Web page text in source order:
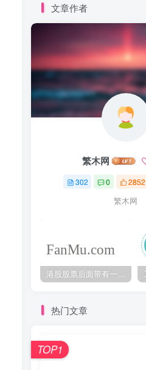
文章作者
繁木网
302 0 2852
繁木网
港股股票后面带有一个B是什么意思？股票名字带-W,-R,-S呢
热门文章
TOP1